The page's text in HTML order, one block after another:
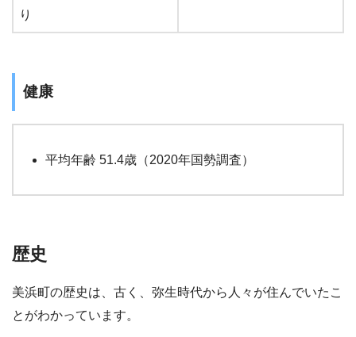
り
健康
平均年齢 51.4歳（2020年国勢調査）
歴史
美浜町の歴史は、古く、弥生時代から人々が住んでいたこ
とがわかっています。